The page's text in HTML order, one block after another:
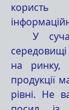
користь
на ринку,
продукції
рівні. Не